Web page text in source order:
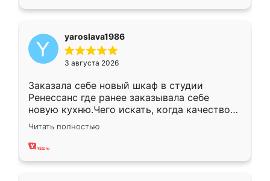
yaroslava1986
3 августа 2026
Заказала себе новый шкаф в студии
Ренессанс где ранее заказывала себе
новую кухню.Чего искать, когда качеством
вполне довольна. Служит кухня уже почти
два года, нареканий нет.
Читать полностью